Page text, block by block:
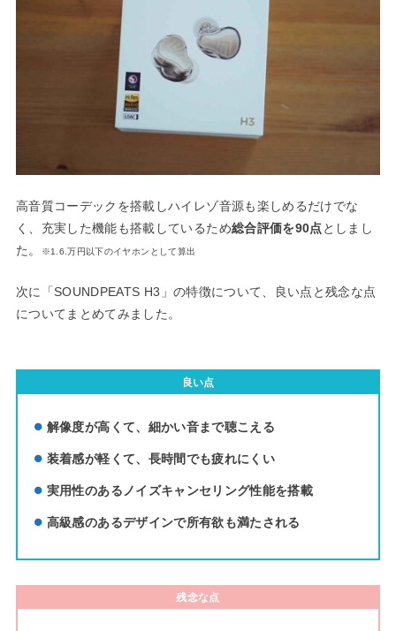
高音質コーデックを搭載しハイレゾ音源も楽しめるだけでな
く、充実した機能も搭載しているため総合評価を90点としまし
た。
※1.6.万円以下のイヤホンとして算出
次に「SOUNDPEATS H3」の特徴について、良い点と残念な点
についてまとめてみました。
良い点
解像度が高くて、細かい音まで聴こえる
装着感が軽くて、長時間でも疲れにくい
実用性のあるノイズキャンセリング性能を搭載
高級感のあるデザインで所有欲も満たされる
残念な点